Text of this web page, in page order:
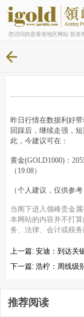
您访问的是香港地区网站 投资
昨日行情在数据利好
回踩后，继续走强，
此，今建议可在：
黄金(GOLD1000)：
（19:08）
（个人建议，仅供参
当阁下进入领峰贵金
本网站的内容并不打
务、法律、会计或税务
上一篇: 安迪：到达关
下一篇: 浩柠：周线级
推荐阅读